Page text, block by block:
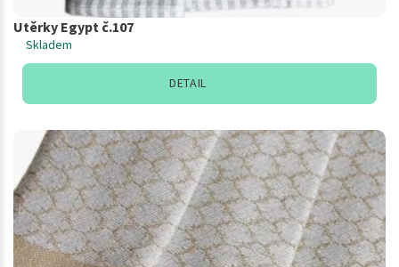
Utěrky Egypt č.107
Skladem
DETAIL